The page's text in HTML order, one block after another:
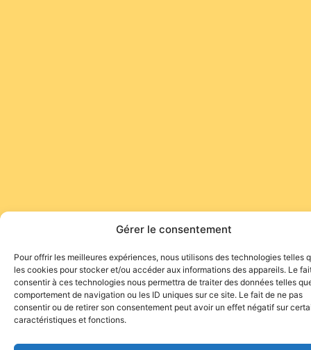
Gérer le consentement
Pour offrir les meilleures expériences, nous utilisons des technologies telles
les cookies pour stocker et/ou accéder aux informations des appareils. Le
consentir à ces technologies nous permettra de traiter des données telles
comportement de navigation ou les ID uniques sur ce site. Le fait de ne pas
consentir ou de retirer son consentement peut avoir un effet négatif sur
caractéristiques et fonctions.